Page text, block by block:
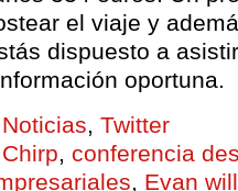
el viaje y
dispuesto a
oportuna.
Noticias, Twitter
Chirp, conferencia
, Evan